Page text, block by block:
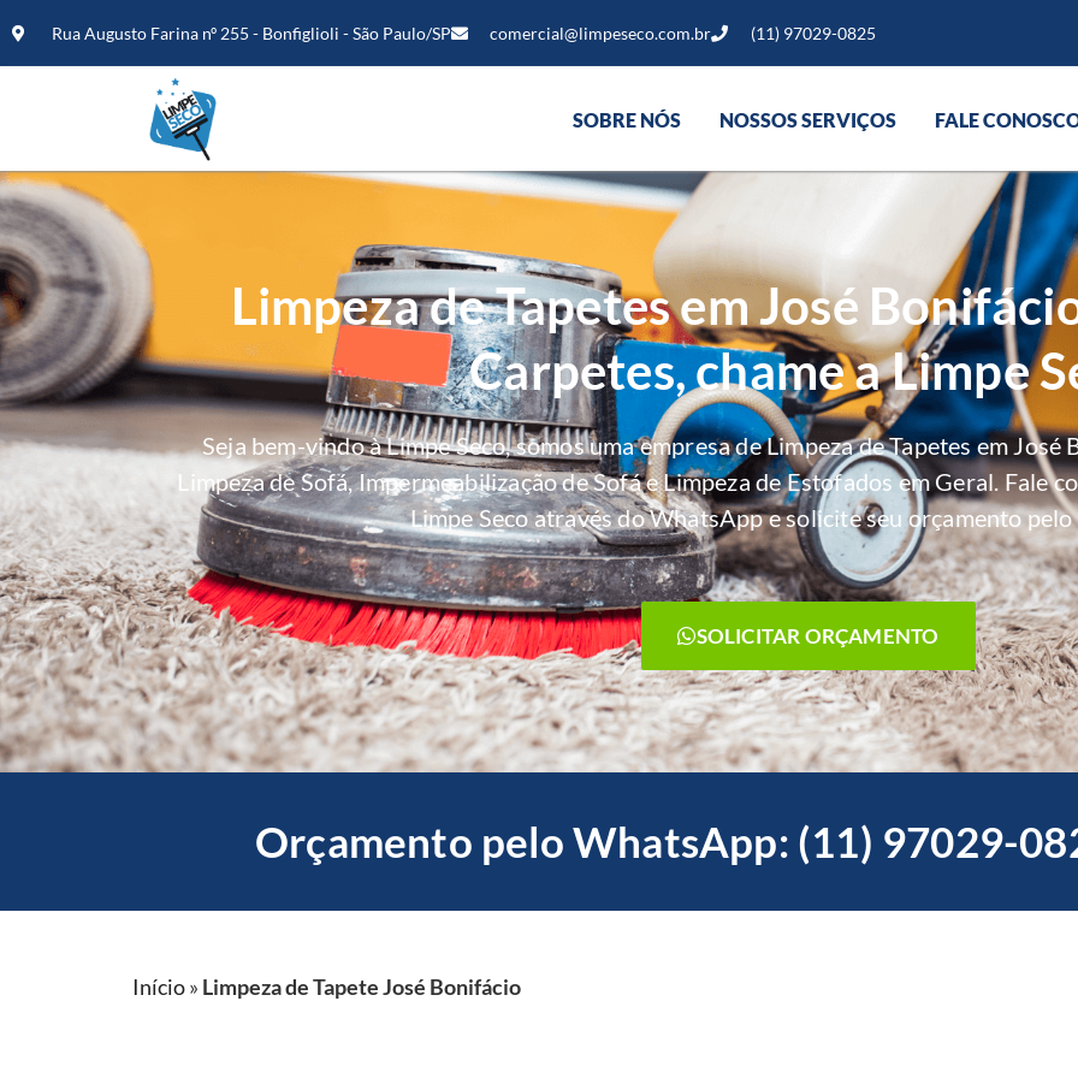
Rua Augusto Farina nº 255 - Bonfiglioli - São Paulo/SP comercial@limpeseco.com.br (11) 97029-0825
SOBRE NÓS NOSSOS SERVIÇOS FALE
Limpeza de Tapetes em José
Carpetes, chame a Limpe
Seja bem-vindo à Limpe Seco, somos uma empresa de Limpeza de Tapetes em
Limpeza de Sofá, Impermeabilização de Sofá e Limpeza de Estofados em Geral. Fale
Limpe Seco através do WhatsApp e solicite seu orçamento
SOLICITAR ORÇAMENTO
Orçamento pelo WhatsApp: (11) 97029-
Início» Limpeza de Tapete José Bonifácio